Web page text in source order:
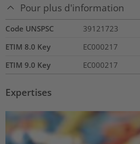
Pour plus d'information
Code UNSPSC
39121723
ETIM 8.0 Key
EC000217
ETIM 9.0 Key
EC000217
Expertises